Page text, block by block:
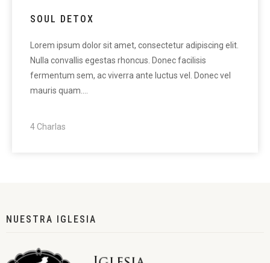
SOUL DETOX
Lorem ipsum dolor sit amet, consectetur adipiscing elit.
Nulla convallis egestas rhoncus. Donec facilisis
fermentum sem, ac viverra ante luctus vel. Donec vel
mauris quam.…
4 Charlas
NUESTRA IGLESIA